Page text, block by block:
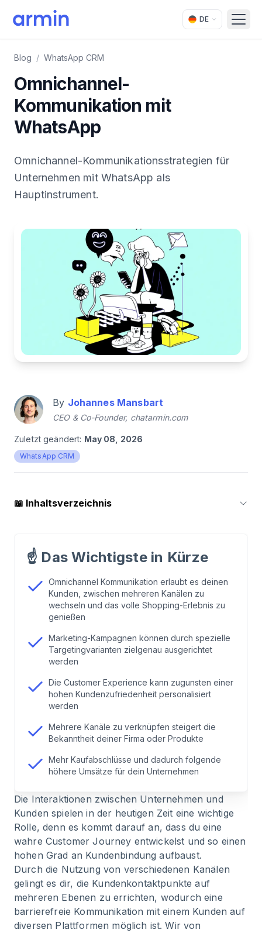
DE
Blog / WhatsApp CRM
Omnichannel-
Kommunikation mit
WhatsApp
Omnichannel-Kommunikationsstrategien für
Unternehmen mit WhatsApp als
Hauptinstrument.
By Johannes Mansbart
CEO & Co-Founder, chatarmin.com
Zuletzt geändert: May 08, 2026
WhatsApp CRM
📖 Inhaltsverzeichnis
Alternativen: Was ist der Multi Channel Ansatz
und was versteht man unter Crosschannel?
Braucht dein Unternehmen eine gut
Anleitung: So wendest du die Omnichannel
Kommunikation bei deinem Unternehmen an
Schrittweises Vorgehen: Auf diese Art
realisierst du den Multichannel Ansatz
Welches sind die besten CRM Systeme?
Strategie besonders empfehlenswert?
.
Wie kann der Omnichannel Ansatz dabei
helfen, die Customer Experience zu optimieren?
9.Moderne Strategie: Facettenreiches Angebot,
anstatt Kunden zur Nutzung eines bestimmten
Kanals zu zwingen
☝️ Das Wichtigste in Kürze
Omnichannel Kommunikation erlaubt es deinen
Kunden, zwischen mehreren Kanälen zu
wechseln und das volle Shopping-Erlebnis zu
genießen
Marketing-Kampagnen können durch spezielle
Targetingvarianten zielgenau ausgerichtet
werden
Die Customer Experience kann zugunsten einer
hohen Kundenzufriedenheit personalisiert
werden
Mehrere Kanäle zu verknüpfen steigert die
Bekanntheit deiner Firma oder Produkte
Mehr Kaufabschlüsse und dadurch folgende
höhere Umsätze für dein Unternehmen
Die Interaktionen zwischen Unternehmen und
Kunden spielen in der heutigen Zeit eine wichtige
Rolle, denn es kommt darauf an, dass du eine
wahre Customer Journey entwickelst und so einen
hohen Grad an Kundenbindung aufbaust.
Durch die Nutzung von verschiedenen Kanälen
gelingt es dir, die Kundenkontaktpunkte auf
mehreren Ebenen zu errichten, wodurch eine
barrierefreie Kommunikation mit einem Kunden auf
diversen Plattformen möglich ist. Wir von